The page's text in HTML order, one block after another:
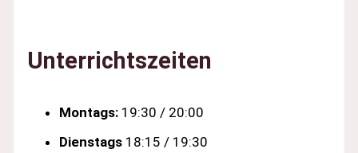
Unterrichtszeiten
Montags: 19:30 / 20:00
Dienstags 18:15 / 19:30